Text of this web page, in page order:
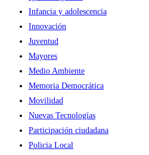
Infancia y adolescencia
Innovación
Juventud
Mayores
Medio Ambiente
Memoria Democrática
Movilidad
Nuevas Tecnologías
Participación ciudadana
Policia Local